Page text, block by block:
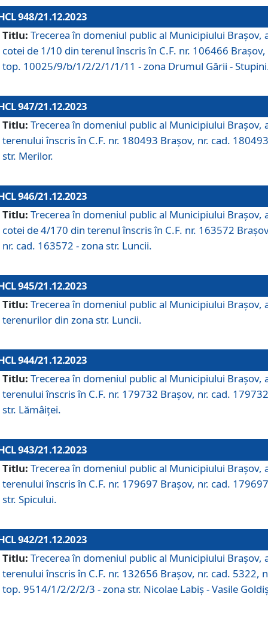
948/21.12.2023
Titlu: Trecerea în domeniul public al Municipiului Braşov,
cotei de 1/10 din terenul înscris în C.F. nr. 106466 Brașov,
top. 10025/9/b/1/2/2/1/1/11 - zona Drumul Gării -
947/21.12.2023
Titlu: Trecerea în domeniul public al Municipiului Braşov,
terenului înscris în C.F. nr. 180493 Brașov, nr. cad.
str. Merilor.
946/21.12.2023
Titlu: Trecerea în domeniul public al Municipiului Braşov,
cotei de 4/170 din terenul înscris în C.F. nr. 163572
nr. cad. 163572 - zona str. Luncii.
945/21.12.2023
Titlu: Trecerea în domeniul public al Municipiului Braşov,
terenurilor din zona str. Luncii.
944/21.12.2023
Titlu: Trecerea în domeniul public al Municipiului Braşov,
terenului înscris în C.F. nr. 179732 Brașov, nr. cad.
str. Lămâiței.
943/21.12.2023
Titlu: Trecerea în domeniul public al Municipiului Braşov,
terenului înscris în C.F. nr. 179697 Brașov, nr. cad.
str. Spicului.
942/21.12.2023
Titlu: Trecerea în domeniul public al Municipiului Braşov,
terenului înscris în C.F. nr. 132656 Brașov, nr. cad. 5322,
top. 9514/1/2/2/2/3 - zona str. Nicolae Labiș - Vasile